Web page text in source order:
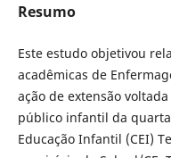
Resumo
Este estudo objetivou
acadêmicas de
ação de extensão
público infantil da
Educação Infantil (CEI)